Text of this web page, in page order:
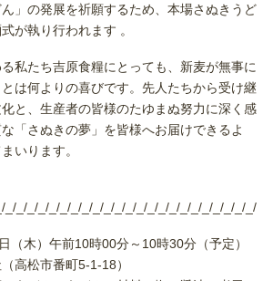
」の発展を祈願するため、本場さぬきうど
が執り行われます 。
私たち吉原食糧にとっても、新麦が無事に
は何よりの喜びです。先人たちから受け継
と、生産者の皆様のたゆまぬ努力に深く感
「さぬきの夢」を皆様へお届けできるよ
いります。
_/_/_/_/_/_/_/_/_/_/_/_/_/_/_/_/_/_/_/_/_/_/_/
木）午前10時00分～10時30分（予定）
高松市番町5-1-18）